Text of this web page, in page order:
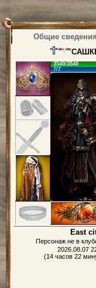
Общие сведения
3540/3540
7/7
East
Персонаж не в
2026.08.07
(14 часов 22